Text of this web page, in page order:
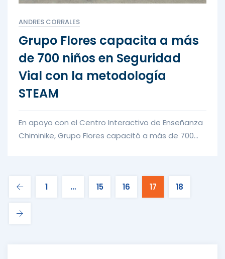
ANDRES CORRALES
Grupo Flores capacita a más
de 700 niños en Seguridad
Vial con la metodología
STEAM
En apoyo con el Centro Interactivo de Enseñanza
Chiminike, Grupo Flores capacitó a más de 700
1 … 15 16 17 18